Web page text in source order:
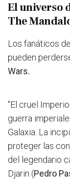
El universo
The
Los fanáticos
pueden
Wars.
"El cruel
guerra
Galaxia. La
proteger las
del legendario
Djarin (Pedro